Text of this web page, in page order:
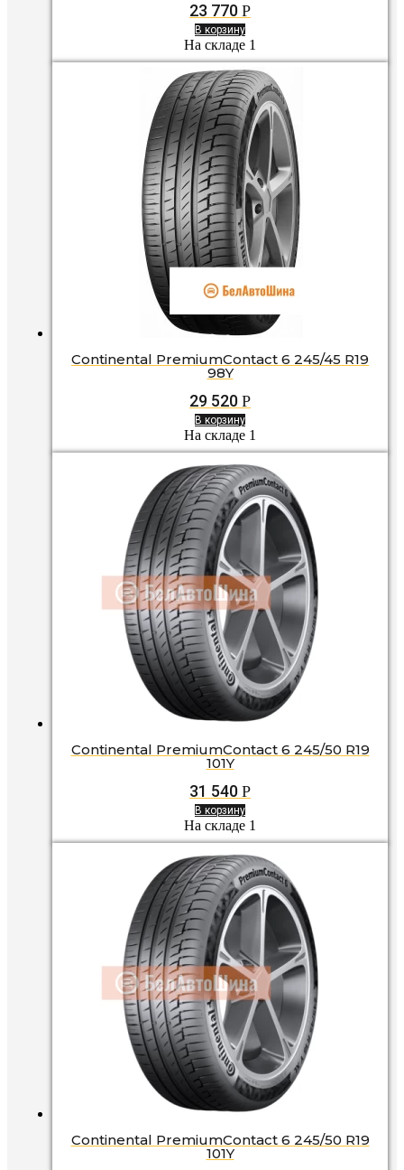
23 770 Р
В корзину
На складе 1
Continental PremiumContact 6 245/45 R19
98Y
29 520 Р
В корзину
На складе 1
Continental PremiumContact 6 245/50 R19
101Y
31 540 Р
В корзину
На складе 1
Continental PremiumContact 6 245/50 R19
101Y